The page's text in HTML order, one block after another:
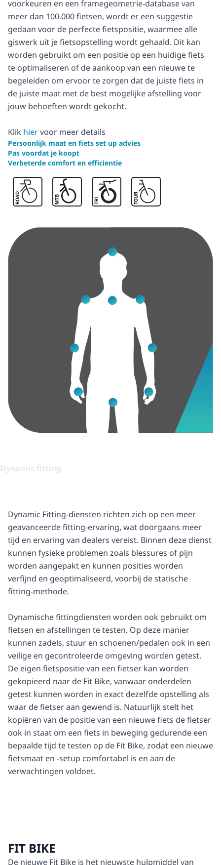
voorkeuren en een framegeometrie-database van
meer dan 100.000 fietsen, wordt er een suggestie
gedaan voor de perfecte fietspositie, waarmee alle
giswerk uit je fietsopstelling wordt gehaald. Dit kan
worden gebruikt om een positie op een huidige fiets
te optimaliseren of de aankoop van een nieuwe te
begeleiden om ervoor te zorgen dat de juiste fiets in
de juiste maat met de best mogelijke afstelling voor
jouw behoeften wordt gekocht.
Klik hiervoor meer details
Persoonlijk maat en fiets set up advies
Pas voordat je koopt
Verbeterde comfort en efficientie
Dynamic fitting
Dynamic Fitting-diensten richten zich op een meer
geavanceerde fitting-ervaring, wat doorgaans meer
tijd en ervaring van dealers vereist. Binnen deze dienst
kunnen fysieke problemen zoals blessures of pijn
worden aangepakt en kunnen posities worden
verfijnd en geoptimaliseerd, voorbij de statische
fitting-methode.
Dynamische fittingdiensten worden ook gebruikt om
fietsen en afstellingen te testen. Op deze manier
kunnen zadels, stuur en schoenen/pedalen ook in een
veilige en gecontroleerde omgeving worden getest.
De eigen fietspositie van een fietser kan worden
gekopieerd naar de Fit Bike, vanwaar onderdelen
getest kunnen worden in exact dezelfde opstelling als
waar de fietser aan gewend is. Natuurlijk stelt het
kopiëren van de positie van een nieuwe fiets de fietser
ook in staat om een fiets in beweging gedurende een
bepaalde tijd te testen op de Fit Bike, zodat een nieuwe
fietsmaat en -setup comfortabel is en aan de
verwachtingen voldoet.
FIT BIKE
De nieuwe Fit Bike is het nieuwste hulpmiddel van